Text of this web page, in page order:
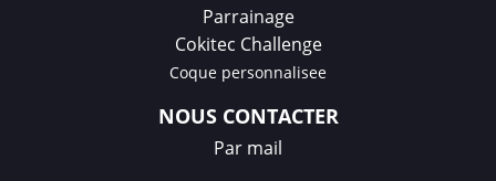
Parrainage
Cokitec Challenge
Coque personnalisee
NOUS CONTACTER
Par mail